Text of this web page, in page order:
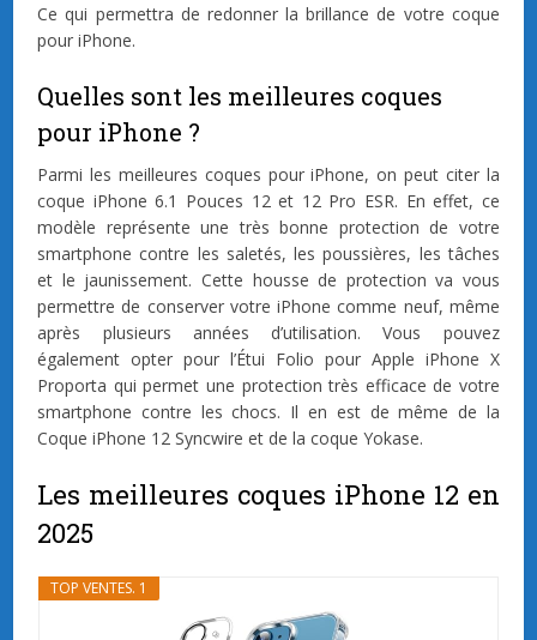
Ce qui permettra de redonner la brillance de votre coque
pour iPhone.
Quelles sont les meilleures coques
pour iPhone ?
Parmi les meilleures coques pour iPhone, on peut citer la
coque iPhone 6.1 Pouces 12 et 12 Pro ESR. En effet, ce
modèle représente une très bonne protection de votre
smartphone contre les saletés, les poussières, les tâches
et le jaunissement. Cette housse de protection va vous
permettre de conserver votre iPhone comme neuf, même
après plusieurs années d’utilisation. Vous pouvez
également opter pour l’Étui Folio pour Apple iPhone X
Proporta qui permet une protection très efficace de votre
smartphone contre les chocs. Il en est de même de la
Coque iPhone 12 Syncwire et de la coque Yokase.
Les meilleures coques iPhone 12 en
2025
TOP VENTES. 1